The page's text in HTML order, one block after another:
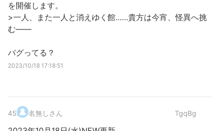
を開催します。
>一人、また一人と消えゆく館……貴方は今宵、怪異へ挑
む――
バグってる？
2023/10/18 17:18:51
45. 名無しさん TgqBg